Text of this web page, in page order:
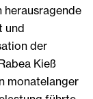
herausragende
und
der
Kieß
monatelanger